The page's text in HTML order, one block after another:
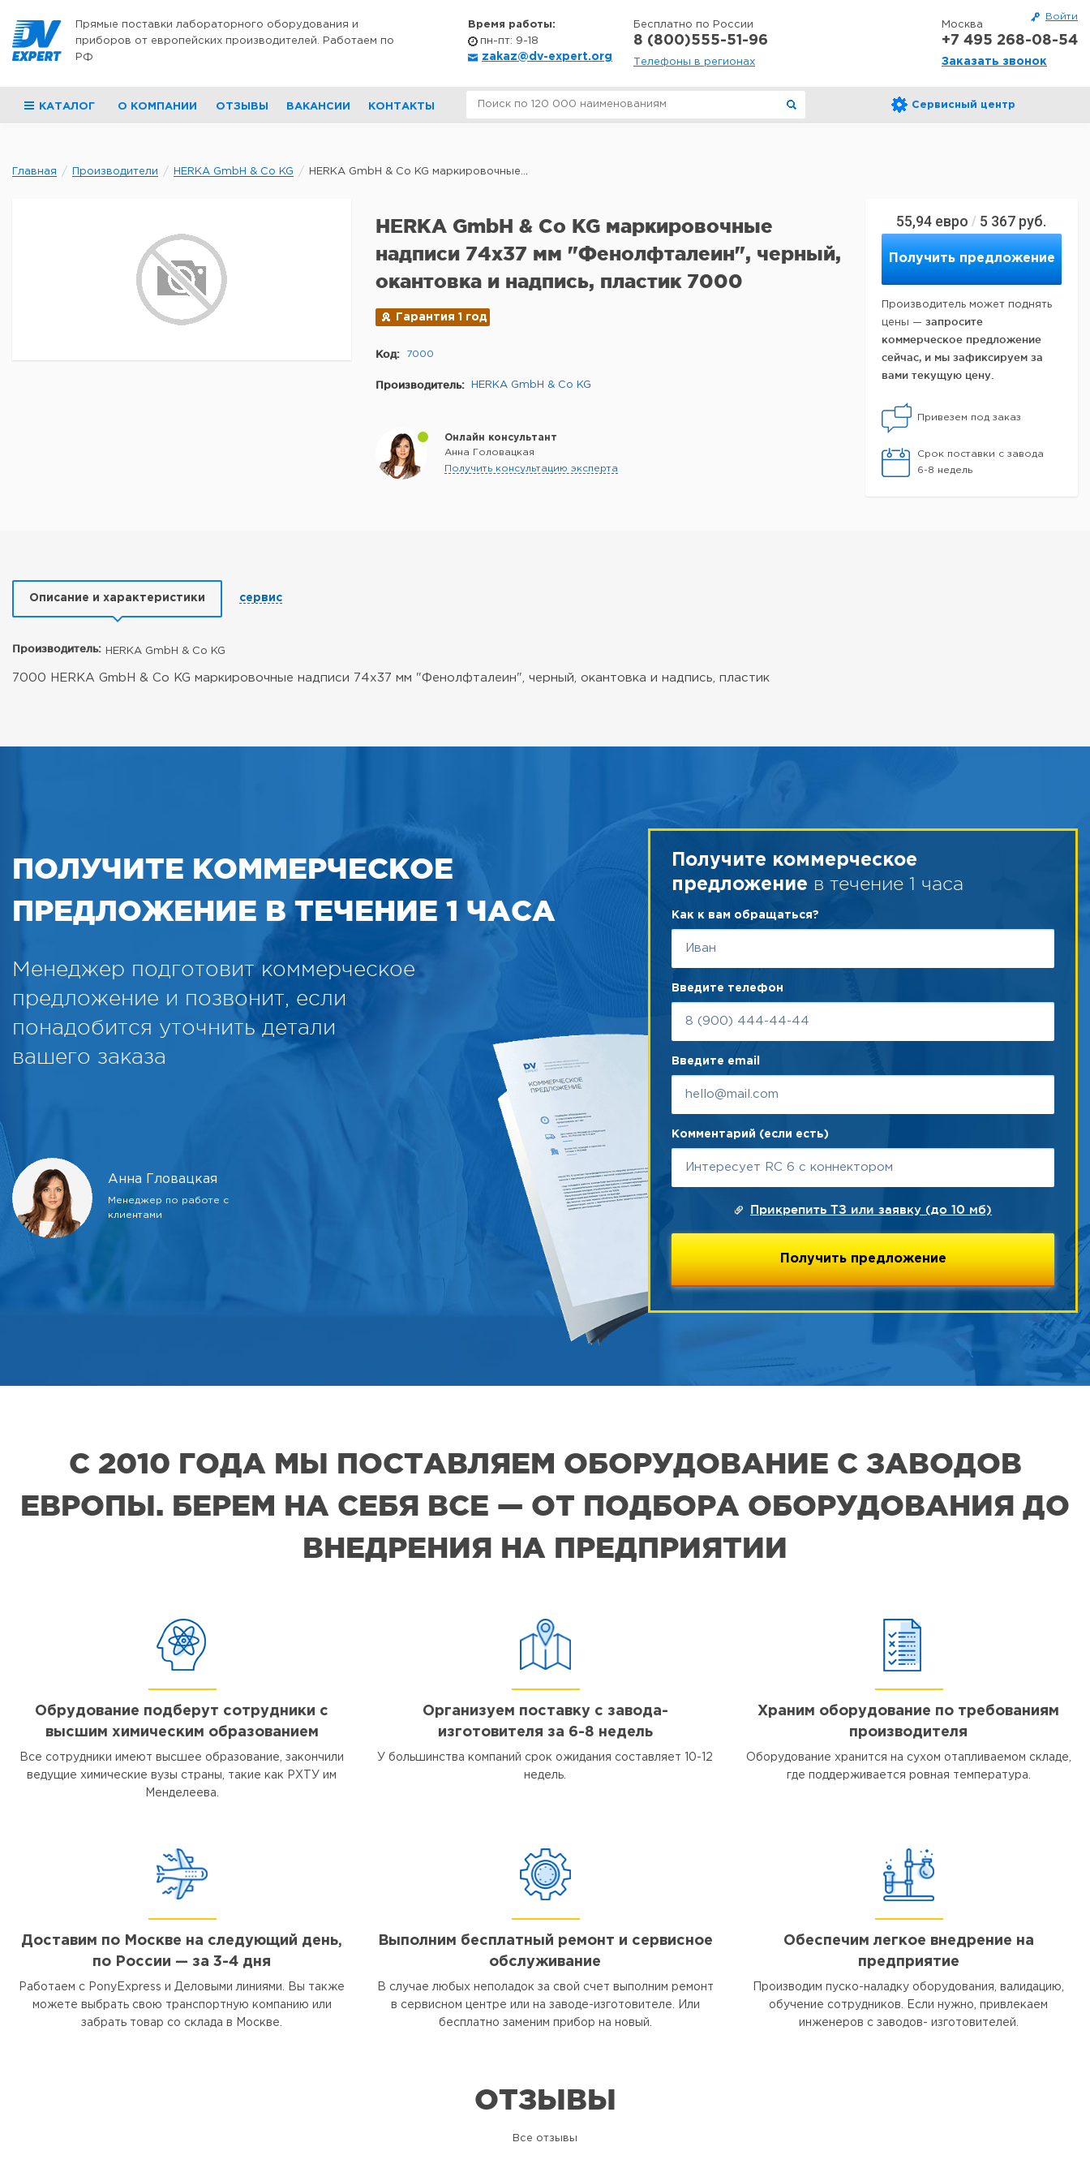
Войти
Прямые поставки лабораторного оборудования и
приборов от европейских производителей. Работаем по
РФ
Время работы:
пн-пт: 9-18
zakaz@dv-expert.org
Бесплатно по России
8 (800)555-51-96
Телефоны в регионах
Москва
+7 495 268-08-54
Заказать звонок
КАТАЛОГ О КОМПАНИИ ОТЗЫВЫ ВАКАНСИИ КОНТАКТЫ Сервисный центр
Главная Производители HERKA GmbH & Co KG HERKA GmbH & Co KG маркировочные...
55,94 евро / 5 367 руб.
Получить предложение
Производитель может поднять
цены — запросите
коммерческое предложение
сейчас, и мы зафиксируем за
вами текущую цену.
Привезем под заказ
Срок поставки с завода
6-8 недель
HERKA GmbH & Co KG маркировочные
надписи 74x37 мм "Фенолфталеин", черный,
окантовка и надпись, пластик 7000
Гарантия 1 год
Код: 7000
Производитель: HERKA GmbH & Co KG
Онлайн консультант
Анна Головацкая
Получить консультацию эксперта
Описание и характеристики сервис
Производитель: HERKA GmbH & Co KG
7000 HERKA GmbH & Co KG маркировочные надписи 74x37 мм "Фенолфталеин", черный, окантовка и надпись, пластик
ПОЛУЧИТЕ КОММЕРЧЕСКОЕ
ПРЕДЛОЖЕНИЕ В ТЕЧЕНИЕ 1 ЧАСА
Менеджер подготовит коммерческое
предложение и позвонит, если
понадобится уточнить детали
вашего заказа
Анна Гловацкая
Менеджер по работе с
клиентами
Получите коммерческое
предложение в течение 1 часа
Как к вам обращаться?
Введите телефон
Введите email
Комментарий (если есть)
Прикрепить ТЗ или заявку (до 10 мб)
С 2010 ГОДА МЫ ПОСТАВЛЯЕМ ОБОРУДОВАНИЕ С ЗАВОДОВ
ЕВРОПЫ. БЕРЕМ НА СЕБЯ ВСЕ — ОТ ПОДБОРА ОБОРУДОВАНИЯ ДО
ВНЕДРЕНИЯ НА ПРЕДПРИЯТИИ
Обрудование подберут сотрудники с
высшим химическим образованием
Все сотрудники имеют высшее образование, закончили
ведущие химические вузы страны, такие как РХТУ им
Менделеева.
Организуем поставку с завода-
изготовителя за 6-8 недель
У большинства компаний срок ожидания составляет 10-12
недель.
Храним оборудование по требованиям
производителя
Оборудование хранится на сухом отапливаемом складе,
где поддерживается ровная температура.
Доставим по Москве на следующий день,
по России — за 3-4 дня
Работаем с PonyExpress и Деловыми линиями. Вы также
можете выбрать свою транспортную компанию или
забрать товар со склада в Москве.
Выполним бесплатный ремонт и сервисное
обслуживание
В случае любых неполадок за свой счет выполним ремонт
в сервисном центре или на заводе-изготовителе. Или
бесплатно заменим прибор на новый.
Обеспечим легкое внедрение на
предприятие
Производим пуско-наладку оборудования, валидацию,
обучение сотрудников. Если нужно, привлекаем
инженеров с заводов- изготовителей.
ОТЗЫВЫ
Все отзывы